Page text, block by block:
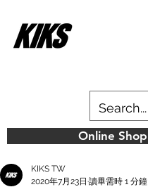
Online Shop
KIKS TW
2020年7月23日 讀畢需時 1 分鐘